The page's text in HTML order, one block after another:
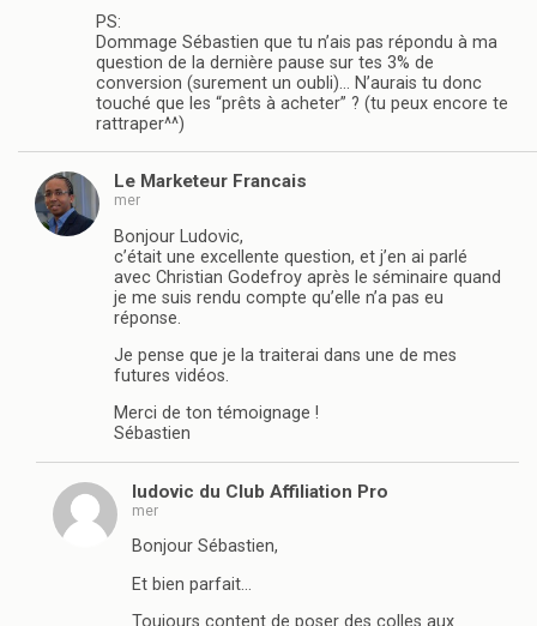
PS:
Dommage Sébastien que tu n’ais pas répondu à ma
question de la dernière pause sur tes 3% de
conversion (surement un oubli)… N’aurais tu donc
touché que les “prêts à acheter” ? (tu peux encore te
rattraper^^)
Le Marketeur Francais
mer
Bonjour Ludovic,
c’était une excellente question, et j’en ai parlé
avec Christian Godefroy après le séminaire quand
je me suis rendu compte qu’elle n’a pas eu
réponse.
Je pense que je la traiterai dans une de mes
futures vidéos.
Merci de ton témoignage !
Sébastien
ludovic du Club Affiliation Pro
mer
Bonjour Sébastien,
Et bien parfait…
Toujours content de poser des colles aux